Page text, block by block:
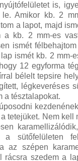
is,
Amikor kb. 2
a lapot, majd
a kb. 2 mm-es
ismét
ismét kb. 2 mm-
12 egyforma
bélelt tepsire
légkeveréses
a tésztalapokat.
tetejüket. Nem kell
a sütőfelületen
az szépen
rácsra szedem a